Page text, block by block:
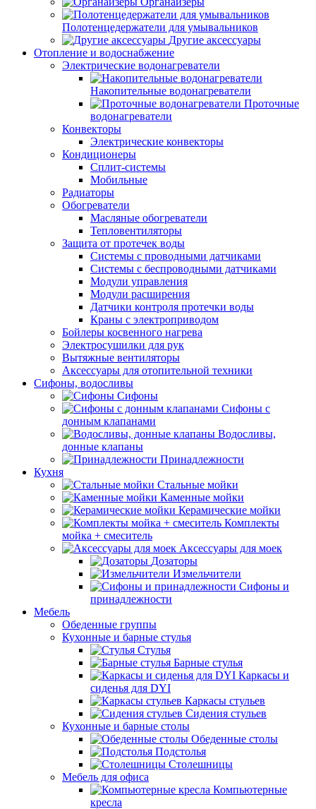
Полотенцедержатели для умывальников
Другие аксессуары
Отопление и водоснабжение
Электрические водонагреватели
Накопительные водонагреватели
Проточные
водонагреватели
Конвекторы
Электрические конвекторы
Кондиционеры
Сплит-системы
Мобильные
Радиаторы
Обогреватели
Масляные обогреватели
Тепловентиляторы
Защита от протечек воды
Системы с проводными датчиками
Системы с беспроводными датчиками
Модули управления
Модули расширения
Датчики контроля протечки воды
Краны с электроприводом
Бойлеры косвенного нагрева
Электросушилки для рук
Вытяжные вентиляторы
Аксессуары для отопительной техники
Сифоны, водосливы
Сифоны
Сифоны с
донным клапанами
Водосливы,
донные клапаны
Принадлежности
Кухня
Стальные мойки
Каменные мойки
Керамические мойки
Комплекты
мойка + смеситель
Аксессуары для моек
Дозаторы
Измельчители
Сифоны и
принадлежности
Мебель
Обеденные группы
Кухонные и барные стулья
Стулья
Барные стулья
Каркасы и
сиденья для DYI
Каркасы стульев
Сидения стульев
Кухонные и барные столы
Обеденные столы
Подстолья
Столешницы
Мебель для офиса
Компьютерные
кресла